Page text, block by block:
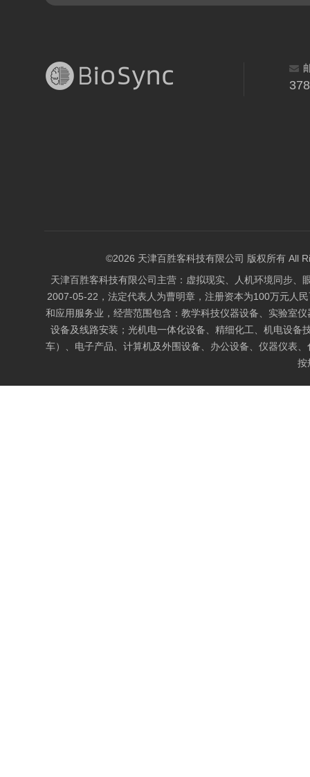
©2026 天津百胜客科技有限公司 版权所有 All
天津百胜客科技有限公司主营：虚拟现实、人机环境同步
2007-05-22，法定代表人为曹明章，注册资本为100万元人
和应用服务业，经营范围包含：教学科技仪器设备、实验室
设备及线路安装；光机电一体化设备、精细化工、机电设
车）、电子产品、计算机及外围设备、办公设备、仪器仪表
按